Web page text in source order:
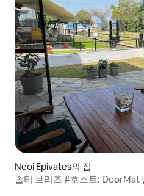
Neoi Epivates의 집
솔티 브리즈 #호스트: DoorMat